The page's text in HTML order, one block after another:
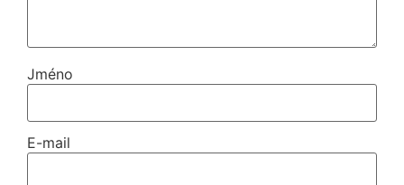
Jméno
E-mail